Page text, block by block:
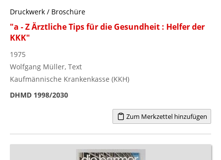
Druckwerk / Broschüre
"a - Z Ärztliche Tips für die Gesundheit : Helfer der
KKK"
1975
Wolfgang Müller, Text
Kaufmännische Krankenkasse (KKH)
DHMD 1998/2030
Zum Merkzettel hinzufügen